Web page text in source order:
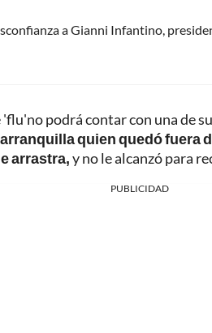
a Gianni Infantino,
podrá contar con una de
quien quedó fuera
arrastra,y no le alcanzó para
PUBLICIDAD